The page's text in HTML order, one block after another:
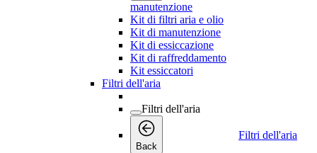
manutenzione
Kit di filtri aria e olio
Kit di manutenzione
Kit di essiccazione
Kit di raffreddamento
Kit essiccatori
Filtri dell'aria
Filtri dell'aria
Back
Filtri dell'aria